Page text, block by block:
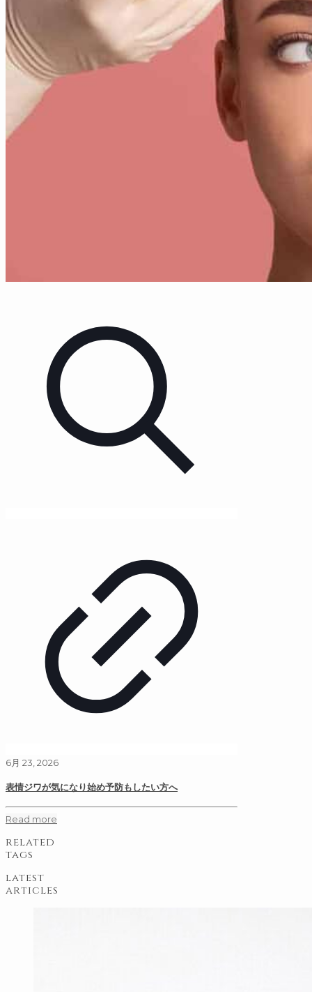
6月 23, 2026
表情ジワが気になり始め予防もしたい方へ
Read more
related
tags
latest
articles